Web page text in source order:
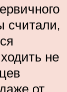
считали,
не
от